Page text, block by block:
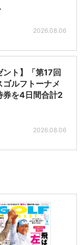
2026.08.06
ント】「第17回
ルフトーナメ
券を4日間合計2
2026.08.06